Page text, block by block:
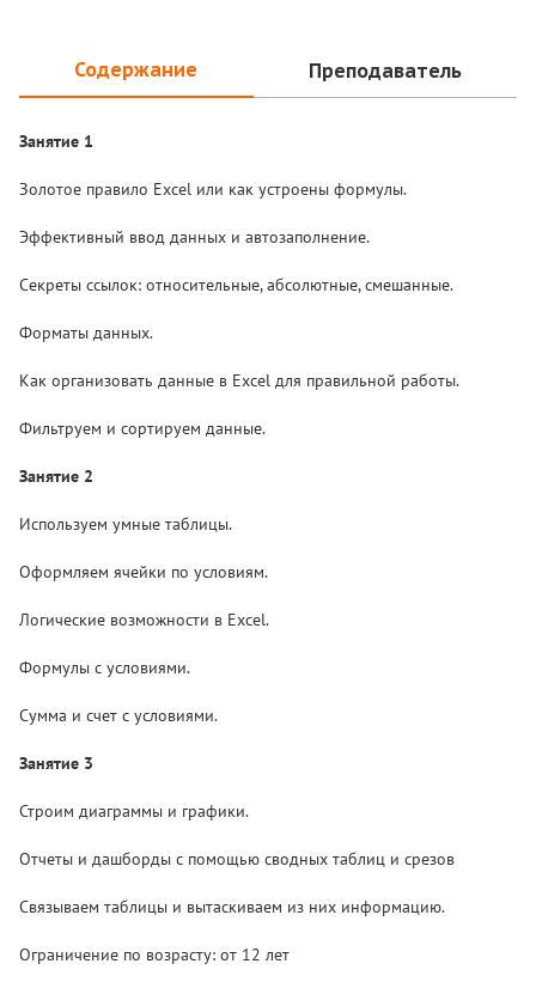
Содержание Преподаватель
Занятие 1
Золотое правило Excel или как устроены формулы.
Эффективный ввод данных и автозаполнение.
Секреты ссылок: относительные, абсолютные, смешанные.
Форматы данных.
Как организовать данные в Excel для правильной работы.
Фильтруем и сортируем данные.
Занятие 2
Используем умные таблицы.
Оформляем ячейки по условиям.
Логические возможности в Excel.
Формулы с условиями.
Сумма и счет с условиями.
Занятие 3
Строим диаграммы и графики.
Отчеты и дашборды с помощью сводных таблиц и срезов
Связываем таблицы и вытаскиваем из них информацию.
Ограничение по возрасту: от 12 лет